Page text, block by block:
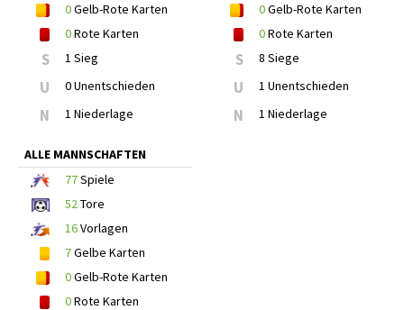
0Gelb-Rote Karten
0Rote Karten
S 1 Sieg
U 0 Unentschieden
N 1 Niederlage
0Gelb-Rote Karten
0Rote Karten
S 8 Siege
U 1 Unentschieden
N 1 Niederlage
ALLE MANNSCHAFTEN
77Spiele
52Tore
16Vorlagen
7Gelbe Karten
0Gelb-Rote Karten
0Rote Karten